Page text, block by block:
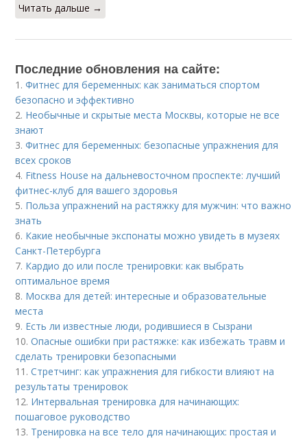
Читать дальше →
Последние обновления на сайте:
1.Фитнес для беременных: как заниматься спортом
безопасно и эффективно
2. Необычные и скрытые места Москвы, которые не все
знают
3.Фитнес для беременных: безопасные упражнения для
всех сроков
4. Fitness House на дальневосточном проспекте: лучший
фитнес-клуб для вашего здоровья
5. Польза упражнений на растяжку для мужчин: что важно
знать
6. Какие необычные экспонаты можно увидеть в музеях
Санкт-Петербурга
7. Кардио до или после тренировки: как выбрать
оптимальное время
8. Москва для детей: интересные и образовательные
места
9. Есть ли известные люди, родившиеся в Сызрани
10.Опасные ошибки при растяжке: как избежать травм и
сделать тренировки безопасными
11.Стретчинг: как упражнения для гибкости влияют на
результаты тренировок
12. Интервальная тренировка для начинающих:
пошаговое руководство
13. Тренировка на все тело для начинающих: простая и